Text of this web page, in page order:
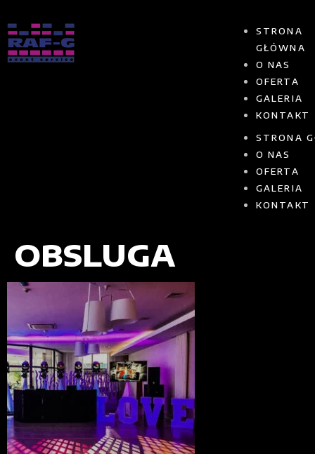
STRONA
GŁÓWNA
O NAS
OFERTA
GALERIA
KONTAKT
STRONA
O NAS
OFERTA
GALERIA
KONTAKT
OBSLUGA